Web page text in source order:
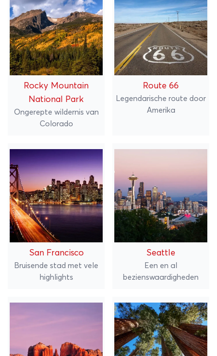
Rocky Mountain
National Park
Ongerepte wildernis van
Colorado
Route 66
Legendarische route door
Amerika
San Francisco
Bruisende stad met vele
highlights
Seattle
Een en al
bezienswaardigheden